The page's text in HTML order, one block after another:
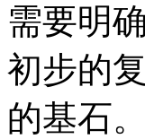
需要明
初步的
的基石。